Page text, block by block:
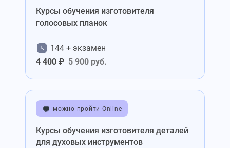
Курсы обучения изготовителя
голосовых планок
144 + экзамен
4 400 ₽ 5 900 руб.
можно пройти Online
Курсы обучения изготовителя деталей
для духовых инструментов